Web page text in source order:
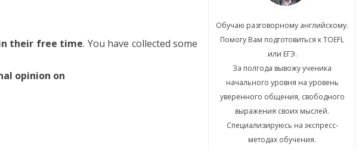
their free time. You have collected some
opinion on
к TOEFL
на уровень
Помогу Вам подготовиться к TOEFL
Обучаю разговорному английскому.
Помогу Вам подготовиться к TOEFL
или ЕГЭ.
За полгода вывожу ученика
начального уровня на уровень
уверенного общения, свободного
выражения своих мыслей.
Специализируюсь на экспресс-
методах обучения.